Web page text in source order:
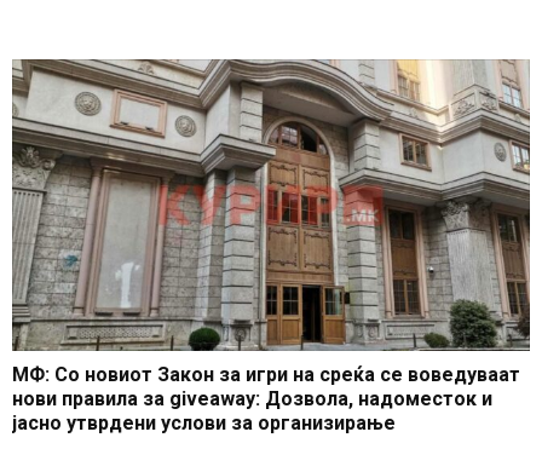
МФ: Со новиот Закон за игри на среќа се воведуваат
нови правила за giveaway: Дозвола, надоместок и
јасно утврдени услови за организирање